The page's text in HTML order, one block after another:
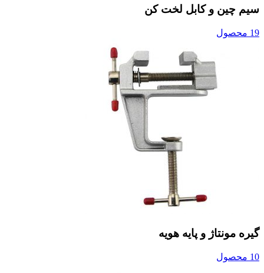
سیم چین و کابل لخت کن
19 محصول
گیره مونتاژ و پایه هویه
10 محصول